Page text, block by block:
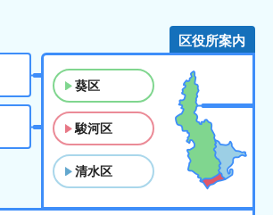
区役所案内
葵区
駿河区
清水区